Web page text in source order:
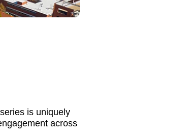
is uniquely
across